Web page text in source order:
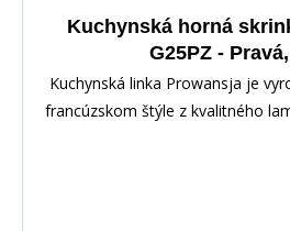
Kuchynská horná
G25PZ -
Kuchynská linka Prowansja je
francúzskom štýle z kvalitného